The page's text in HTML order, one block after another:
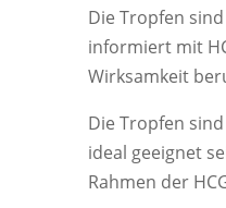
Die Tropfen
informiert mit
Wirksamkeit
Die Tropfen
ideal geeignet
Rahmen der